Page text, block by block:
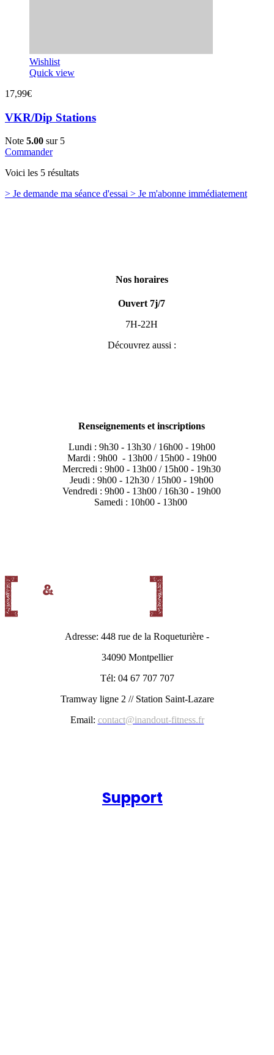
Wishlist
Quick view
17,99€
VKR/Dip Stations
Note 5.00 sur 5
Commander
Voici les 5 résultats
> Je demande ma séance d'essai > Je m'abonne immédiatement
Nos horaires
Ouvert 7j/7
7H-22H
Découvrez aussi :
Renseignements et inscriptions
Lundi : 9h30 - 13h30 / 16h00 - 19h00
Mardi : 9h00 - 13h00 / 15h00 - 19h00
Mercredi : 9h00 - 13h00 / 15h00 - 19h30
Jeudi : 9h00 - 12h30 / 15h00 - 19h00
Vendredi : 9h00 - 13h00 / 16h30 - 19h00
Samedi : 10h00 - 13h00
Adresse: 448 rue de la Roqueturière -
34090 Montpellier
Tél: 04 67 707 707
Tramway ligne 2 // Station Saint-Lazare
Email: contact@inandout-fitness.fr
Support